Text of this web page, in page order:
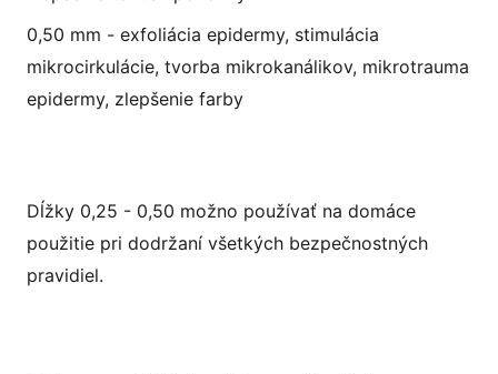
0,50 mm - exfoliácia epidermy, stimulácia
mikrocirkulácie, tvorba mikrokanálikov, mikrotrauma
epidermy, zlepšenie farby
Dĺžky 0,25 - 0,50 možno používať na domáce
použitie pri dodržaní všetkých bezpečnostných
pravidiel.